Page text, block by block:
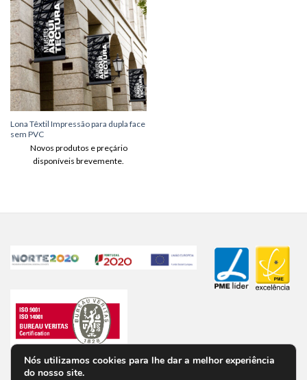
Adicionar
aos meus
desejos
Lona Têxtil Impressão para dupla face
sem PVC
Novos produtos e preçário
disponíveis brevemente.
Nós utilizamos cookies para lhe dar a melhor experiência
do nosso site.